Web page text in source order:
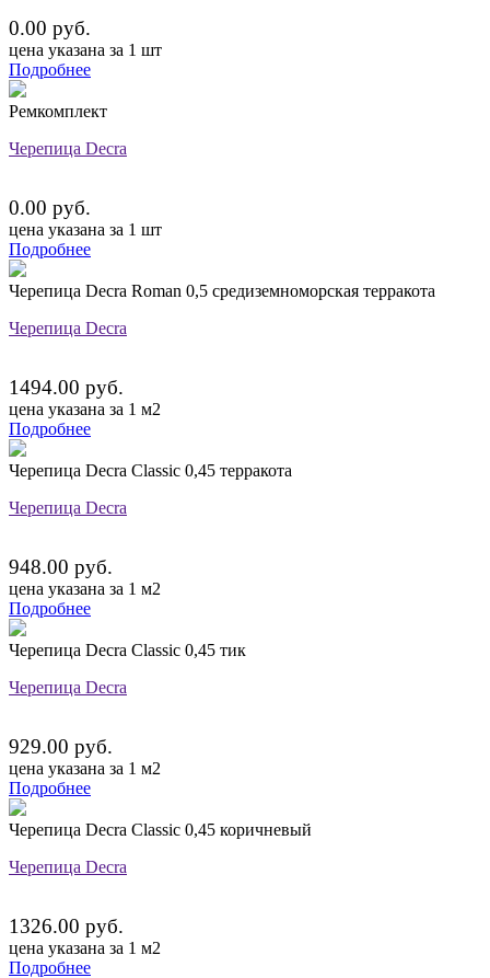
0.00 руб.
цена указана за 1 шт
Подробнее
Ремкомплект
Черепица Decra
0.00 руб.
цена указана за 1 шт
Подробнее
Черепица Decra Roman 0,5 средиземноморская терракота
Черепица Decra
1494.00 руб.
цена указана за 1 м2
Подробнее
Черепица Decra Classic 0,45 терракота
Черепица Decra
948.00 руб.
цена указана за 1 м2
Подробнее
Черепица Decra Classic 0,45 тик
Черепица Decra
929.00 руб.
цена указана за 1 м2
Подробнее
Черепица Decra Classic 0,45 коричневый
Черепица Decra
1326.00 руб.
цена указана за 1 м2
Подробнее